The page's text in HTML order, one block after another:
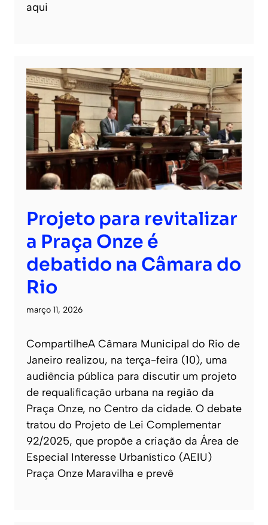
aqui
Projeto para revitalizar
a Praça Onze é
debatido na Câmara do
Rio
março 11, 2026
CompartilheA Câmara Municipal do Rio de
Janeiro realizou, na terça-feira (10), uma
audiência pública para discutir um projeto
de requalificação urbana na região da
Praça Onze, no Centro da cidade. O debate
tratou do Projeto de Lei Complementar
92/2025, que propõe a criação da Área de
Especial Interesse Urbanístico (AEIU)
Praça Onze Maravilha e prevê